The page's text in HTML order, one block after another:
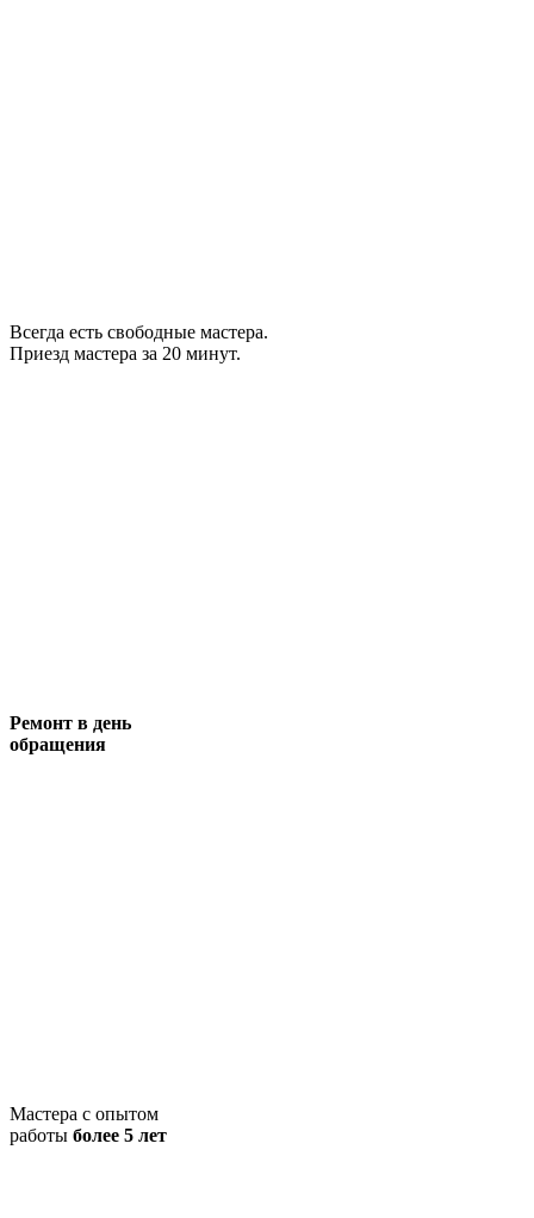
Всегда есть свободные мастера.
Приезд мастера за 20 минут.
Ремонт в день
обращения
Мастера с опытом
работы более 5 лет